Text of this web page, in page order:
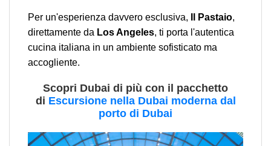
Per un'esperienza davvero esclusiva, Il Pastaio,
direttamente da Los Angeles, ti porta l'autentica
cucina italiana in un ambiente sofisticato ma
accogliente.
Scopri Dubai di più con il pacchetto
di Escursione nella Dubai moderna dal
porto di Dubai